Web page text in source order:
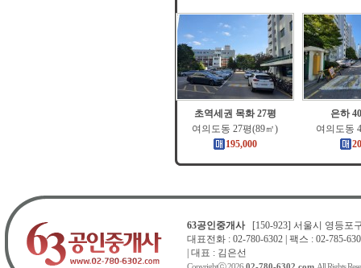
초역세권 목화 27평
여의도동 27평(89㎡)
195,000
은하
여의도동
63공인중개사[150-923] 서울시 영등포
대표전화 : 02-780-6302 | 팩스 : 02-785-
| 대표 : 김은선